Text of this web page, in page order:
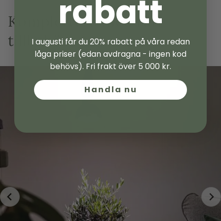
Komplettera med rätt
tillbehör
rabatt
I augusti får du 20% rabatt på våra redan
låga priser (edan avdragna - ingen kod
behövs). Fri frakt över 5 000 kr.
Handla nu